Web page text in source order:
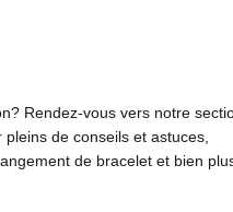
Rendez-vous vers notre
de conseils et astuces,
de bracelet et bien